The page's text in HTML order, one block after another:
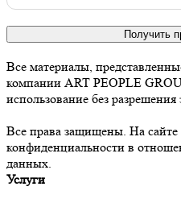
Получить
Все материалы,
компании ART PEOPLE
использование без
Все права защищены. На сайте
конфиденциальности в
данных.
Услуги